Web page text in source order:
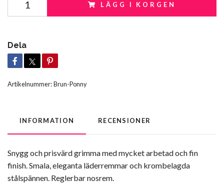
LÄGG I KORGEN
Dela
Artikelnummer:Brun-Ponny
INFORMATION RECENSIONER
Snygg och prisvärd grimma med mycket arbetad och fin
finish. Smala, eleganta läderremmar och krombelagda
stålspännen. Reglerbar nosrem.